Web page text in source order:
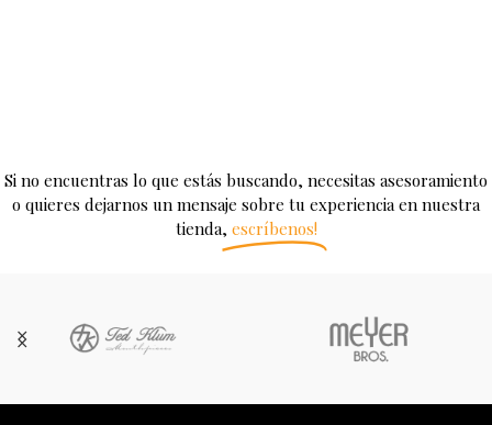
Si no encuentras lo que estás buscando, necesitas asesoramiento
o quieres dejarnos un mensaje sobre tu experiencia en nuestra
tienda, escríbenos!